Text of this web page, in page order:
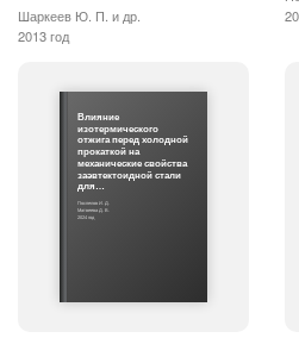
Шаркеев Ю. П. и др.
2013 год
Влияние
изотермического
отжига перед холодной
прокаткой на
механические свойства
заэвтектоидной стали
для…
Поспелов И. Д.
Матвеева Д. В.
2024 год